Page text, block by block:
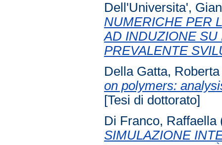
Dell'Universita',
NUMERICHE PER
AD INDUZIONE
PREVALENTE
Della Gatta, Roberta
on polymers:
[Tesi di dottorato]
Di Franco, Raffaella
SIMULAZIONE